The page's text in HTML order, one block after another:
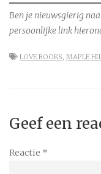
Ben je nieuwsgierig
persoonlijke link
LOVE BOOKS, MAPLE
Geef een
Reactie *